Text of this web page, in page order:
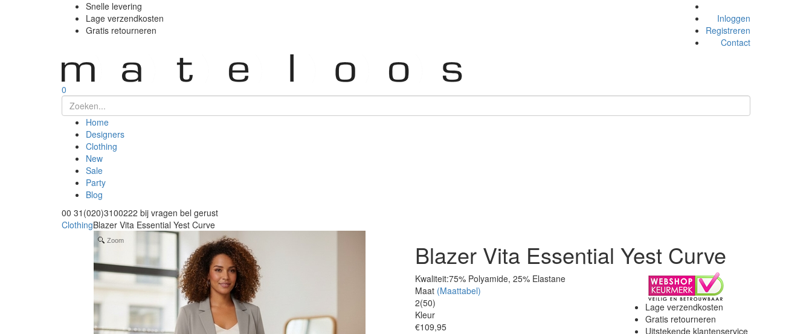
Snelle levering
Lage verzendkosten
Gratis retourneren
Inloggen
Registreren
Contact
0
Home
Designers
Clothing
New
Sale
Party
Blog
00 31(020)3100222 bij vragen bel gerust
ClothingBlazer Vita Essential Yest Curve
Zoom Blazer Vita Essential Yest Curve
Kwaliteit:75% Polyamide, 25% Elastane
Maat (Maattabel)
2(50)
Kleur
€109,95
Lage verzendkosten
Gratis retourneren
Uitstekende klantenservice